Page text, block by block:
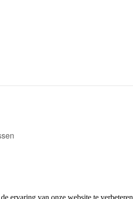
ervaring van onze website te verbeteren.